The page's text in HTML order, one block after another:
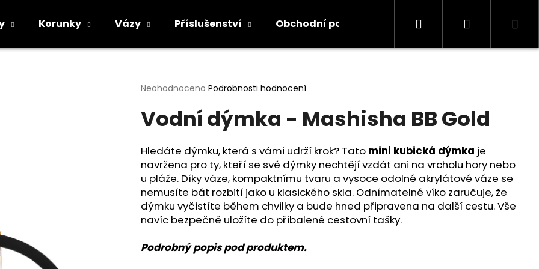
Korunky Vázy Příslušenství Obchodní podmínky Kontakty Informace
Hledat Přihlášení
Průměrné
produktu
je
z
5
hvězdiček.
Neohodnoceno Podrobnosti hodnocení
Vodní dýmka - Mashisha BB Gold
Hledáte dýmku, která s vámi udrží krok? Tato mini kubická dýmka je
navržena pro ty, kteří se své dýmky nechtějí vzdát ani na vrcholu hory nebo
u pláže. Díky váze, kompaktnímu tvaru a vysoce odolné akrylátové váze se
nemusíte bát rozbití jako u klasického skla. Odnímatelné víko zaručuje, že
dýmku vyčistíte během chvilky a bude hned připravena na další cestu. Vše
navíc bezpečně uložíte do přibalené cestovní tašky.
Podrobný popis pod produktem.
HLEDAT